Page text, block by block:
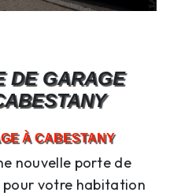
DE GARAGE
À CABESTANY
nouvelle porte de
votre habitation